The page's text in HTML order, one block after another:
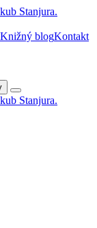
Knižný blogKontakt